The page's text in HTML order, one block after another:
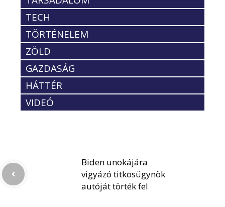
TECH
TÖRTÉNELEM
ZÖLD
GAZDASÁG
HÁTTÉR
VIDEÓ
Biden unokájára
vigyázó titkosügynök
autóját törték fel